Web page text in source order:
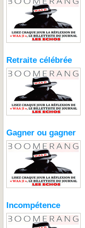
Retraite célébrée
Gagner ou gagner
Incompétence